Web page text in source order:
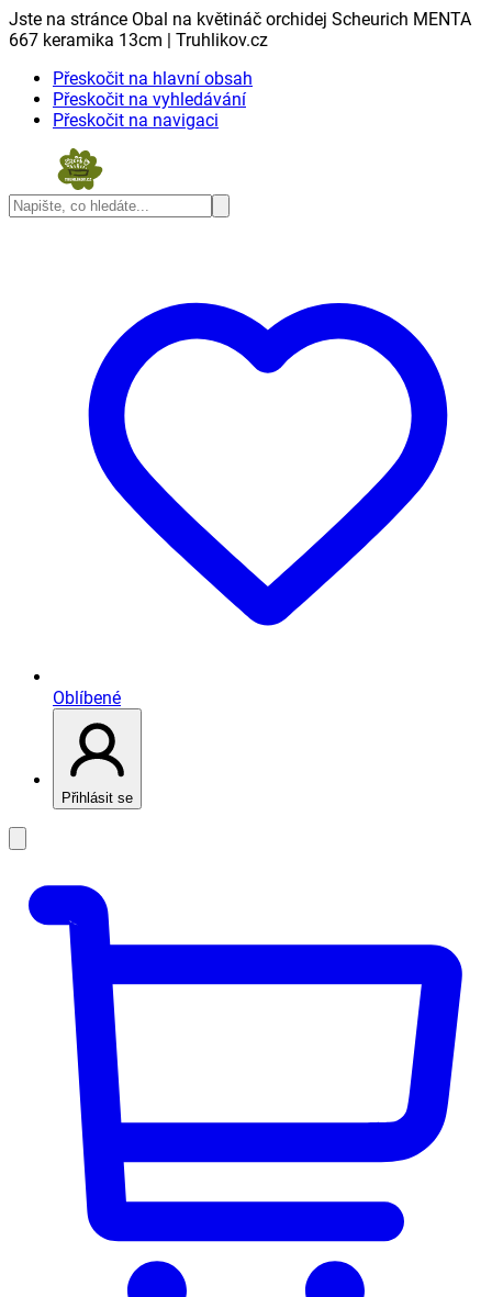
Jste na stránce Obal na květináč orchidej Scheurich MENTA
667 keramika 13cm | Truhlikov.cz
Přeskočit na hlavní obsah
Přeskočit na vyhledávání
Přeskočit na navigaci
Oblíbené
Přihlásit se